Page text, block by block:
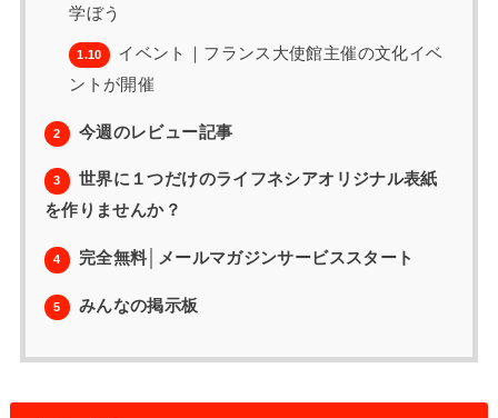
学ぼう
1.10
イベント｜フランス大使館主催の文化イベ
ントが開催
2 今週のレビュー記事
3
世界に１つだけのライフネシアオリジナル表紙
を作りませんか？
4 完全無料│メールマガジンサービススタート
5 みんなの掲示板